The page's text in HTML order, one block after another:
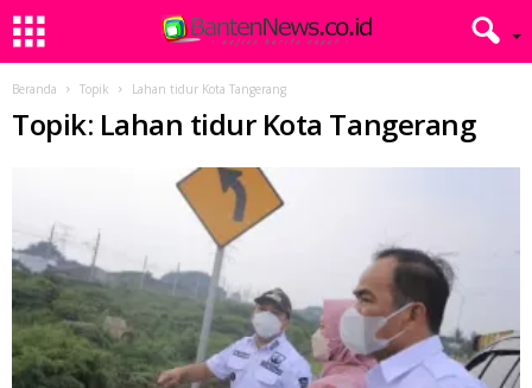
Beranda Topik Lahan tidur Kota Tangerang
Topik: Lahan tidur Kota Tangerang